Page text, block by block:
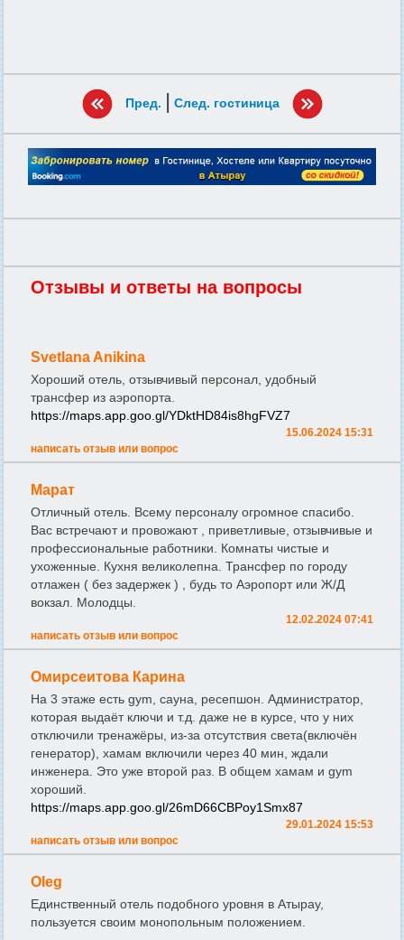
Пред. | След. гостиница
Отзывы и ответы на вопросы
Svetlana Anikina
Хороший отель, отзывчивый персонал, удобный
трансфер из аэропорта.
https://maps.app.goo.gl/YDktHD84is8hgFVZ7
15.06.2024 15:31
написать отзыв или вопрос
Марат
Отличный отель. Всему персоналу огромное спасибо.
Вас встречают и провожают , приветливые, отзывчивые и
профессиональные работники. Комнаты чистые и
ухоженные. Кухня великолепна. Трансфер по городу
отлажен ( без задержек ) , будь то Аэропорт или Ж/Д
вокзал. Молодцы.
12.02.2024 07:41
написать отзыв или вопрос
Омирсеитова Карина
На 3 этаже есть gym, сауна, ресепшон. Администратор,
которая выдаёт ключи и т.д. даже не в курсе, что у них
отключили тренажёры, из-за отсутствия света(включён
генератор), хамам включили через 40 мин, ждали
инженера. Это уже второй раз. В общем хамам и gym
хороший.
https://maps.app.goo.gl/26mD66CBPoy1Smx87
29.01.2024 15:53
написать отзыв или вопрос
Oleg
Единственный отель подобного уровня в Атырау,
пользуется своим монопольным положением.